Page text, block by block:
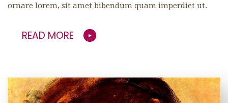
ornare lorem, sit amet bibendum quam imperdiet ut.
READ MORE